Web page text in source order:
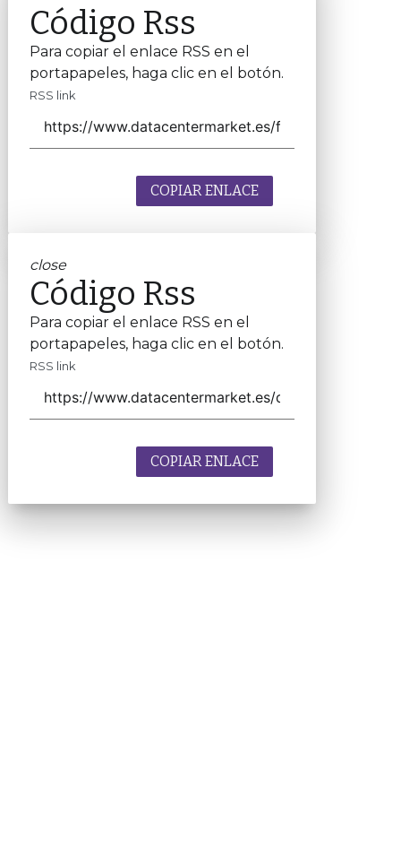
Código Rss
Para copiar el enlace RSS en el
portapapeles, haga clic en el botón.
RSS link
COPIAR ENLACE
close
Código Rss
Para copiar el enlace RSS en el
portapapeles, haga clic en el botón.
RSS link
COPIAR ENLACE